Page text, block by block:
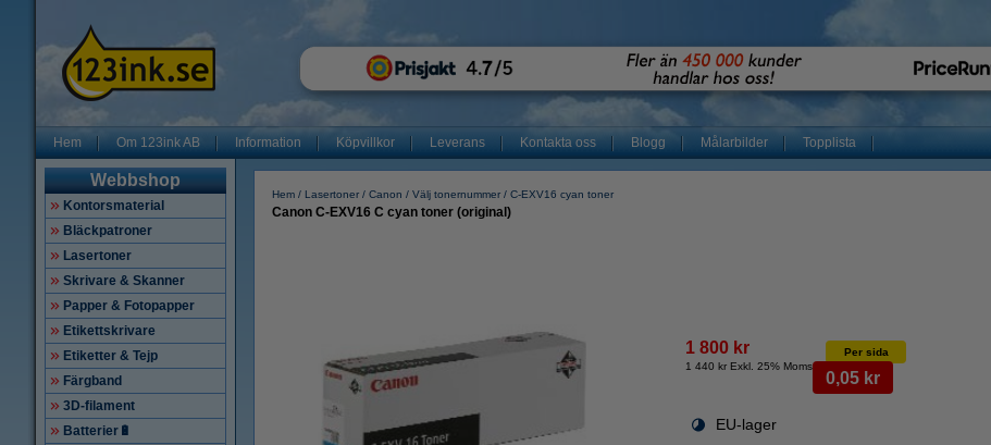
Hem Om 123ink AB Information Köpvillkor Leverans Kontakta oss Blogg Målarbilder Topplista
Webbshop
Kontorsmaterial
Bläckpatroner
Lasertoner
Skrivare & Skanner
Papper & Fotopapper
Etikettskrivare
Etiketter & Tejp
Färgband
3D-filament
Batterier🔋
Hem Lasertoner Canon Välj tonernummer C-EXV16 cyan toner
Canon C-EXV16 C cyan toner (original)
1 800 kr
1 440 kr Exkl. 25% Moms
Per sida
0,05 kr
EU-lager